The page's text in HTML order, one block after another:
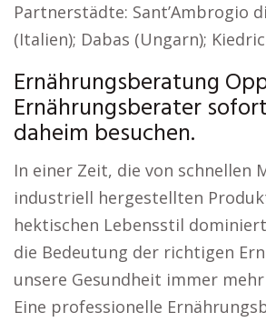
Partnerstädte: Sant’Ambrogio
(Italien); Dabas (Ungarn);
Ernährungsberatung
Ernährungsberater
daheim besuchen.
In einer Zeit, die von schnellen
industriell hergestellten
hektischen Lebensstil
die Bedeutung der richtigen
unsere Gesundheit immer
Eine professionelle